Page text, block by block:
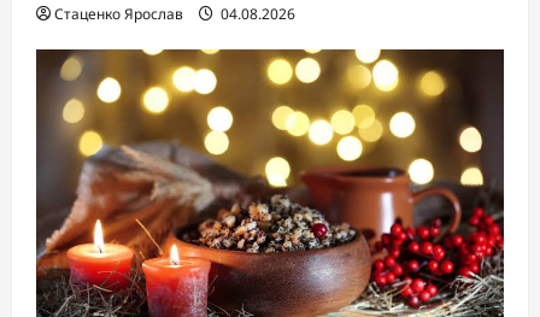
Стаценко Ярослав 04.08.2026